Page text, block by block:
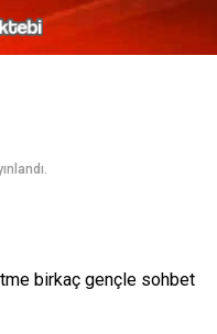
birkaç gençle sohbet